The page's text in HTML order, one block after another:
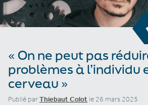
« On ne peut pas
problèmes à l’individu
cerveau »
Publié parThiebaut Colot le 26 mars 2025